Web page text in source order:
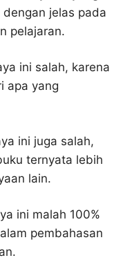
jelas pada
pelajaran.
ini salah, karena
apa yang
ini juga salah,
ternyata lebih
lain.
ini malah 100%
pembahasan